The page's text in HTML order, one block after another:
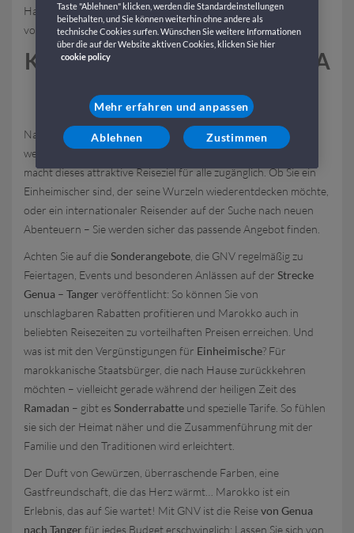
Handy speichern, um es vor der Abfahrt beim Boarding
vorzuzeigen… und schon sind Sie startklar!
KOSTEN DER FÄHREN GENUA
– TANGER
Nach Marokko zu segeln war noch nie so günstig! GNV bietet
wettbewerbsfähige Tarife für die
Schiffe Genua-Tanger
macht dieses attraktive Reiseziel für alle zugänglich. Ob Sie ein
Einheimischer sind, der seine Wurzeln wiederentdecken möchte,
oder ein internationaler Reisender auf der Suche nach neuen
Abenteuern – Sie werden sicher das passende Angebot finden.
Achten Sie auf dieSonderangebote , die GNV regelmäßig zu
Feiertagen, Events und besonderen Anlässen auf der Strecke
Genua – Tanger veröffentlicht: So können Sie von
unschlagbaren Rabatten profitieren und Marokko auch in
beliebten Reisezeiten zu vorteilhaften Preisen erreichen. Und
was ist mit den Vergünstigungen für Einheimische? Für
marokkanische Staatsbürger, die nach Hause zurückkehren
möchten – vielleicht gerade während der heiligen Zeit des
Ramadan – gibt es Sonderrabatte und spezielle Tarife. So fühlen
sie sich der Heimat näher und die Zusammenführung mit der
Familie und den Traditionen wird erleichtert.
Der Duft von Gewürzen, überraschende Farben, eine
Gastfreundschaft, die das Herz wärmt… Marokko ist ein
Erlebnis, das auf Sie wartet! Mit GNV ist die Reisevon Genua
nach Tanger für jedes Budget erschwinglich: Lassen Sie sich von
Taste "Ablehnen" klicken, werden die Standardeinstellungen
beibehalten, und Sie können weiterhin ohne andere als
technische Cookies surfen. Wünschen Sie weitere Informationen
über die auf der Website aktiven Cookies, klicken Sie hier
cookie policy
Mehr erfahren und anpassen
Ablehnen Zustimmen